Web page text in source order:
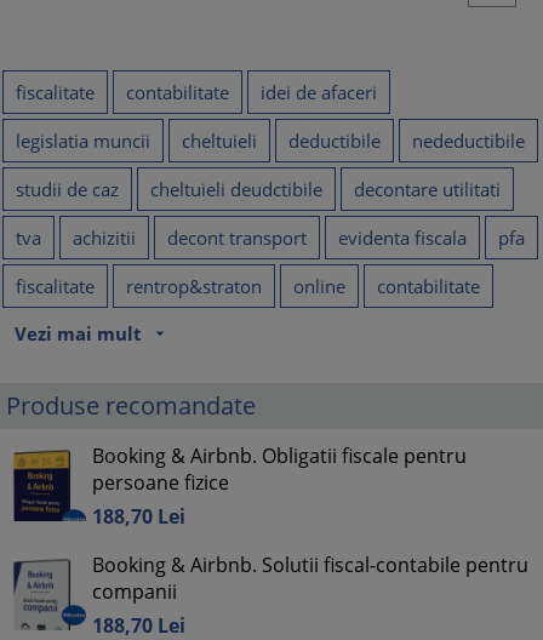
fiscalitate contabilitate
idei de afaceri
legislatia muncii
cheltuieli deductibile
nedeductibile
studii de caz
cheltuieli deudctibile
decontare utilitati
tva
achizitii decont transport evidenta fiscala
pfa
fiscalitate
rentrop&straton online
contabilitate
Vezi mai mult
arrow_drop_down
Produse recomandate
Booking & Airbnb. Obligatii fiscale pentru
persoane fizice
188,70 Lei
Booking & Airbnb. Solutii fiscal-contabile pentru
companii
188,70 Lei